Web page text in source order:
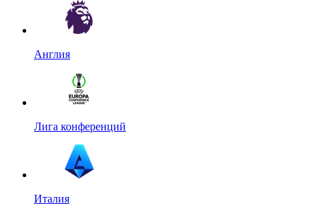
Англия
Лига конференций
Италия